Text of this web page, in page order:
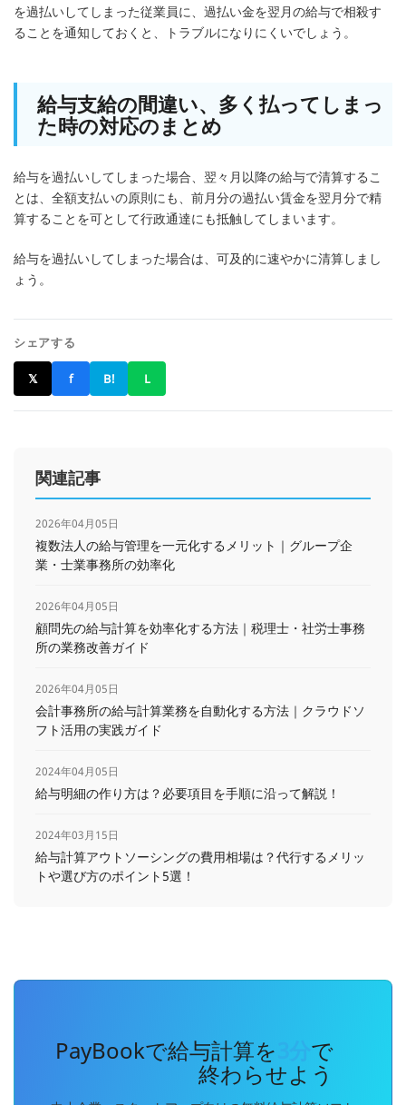
を過払いしてしまった従業員に、過払い金を翌月の給与で相殺す
ることを通知しておくと、トラブルになりにくいでしょう。
給与支給の間違い、多く払ってしまっ
た時の対応のまとめ
給与を過払いしてしまった場合、翌々月以降の給与で清算するこ
とは、全額支払いの原則にも、前月分の過払い賃金を翌月分で精
算することを可として行政通達にも抵触してしまいます。
給与を過払いしてしまった場合は、可及的に速やかに清算しまし
ょう。
シェアする
𝕏 f B! L
関連記事
2026年04月05日
複数法人の給与管理を一元化するメリット｜グループ企
業・士業事務所の効率化
2026年04月05日
顧問先の給与計算を効率化する方法｜税理士・社労士事務
所の業務改善ガイド
2026年04月05日
会計事務所の給与計算業務を自動化する方法｜クラウドソ
フト活用の実践ガイド
2024年04月05日
給与明細の作り方は？必要項目を手順に沿って解説！
2024年03月15日
給与計算アウトソーシングの費用相場は？代行するメリッ
トや選び方のポイント5選！
PayBookで給与計算を で
終わらせよう